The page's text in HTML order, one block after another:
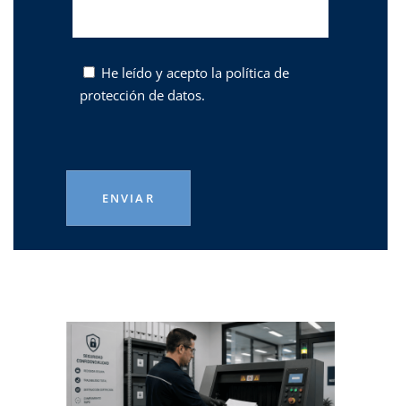
He leído y acepto la política de
protección de datos.